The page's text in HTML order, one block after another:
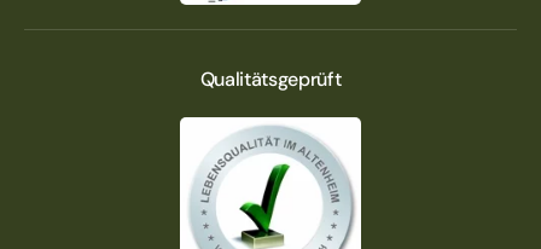
Qualitätsgeprüft